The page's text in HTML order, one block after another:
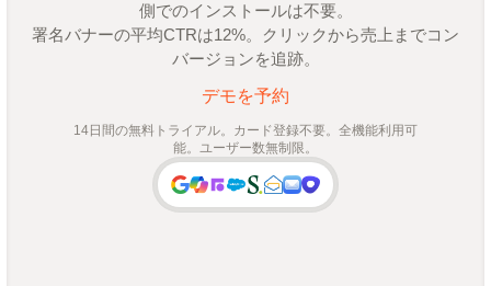
側でのインストールは不要。
署名バナーの平均CTRは12%。クリックから売上までコン
バージョンを追跡。
デモを予約
14日間の無料トライアル。カード登録不要。全機能利用可
能。ユーザー数無制限。